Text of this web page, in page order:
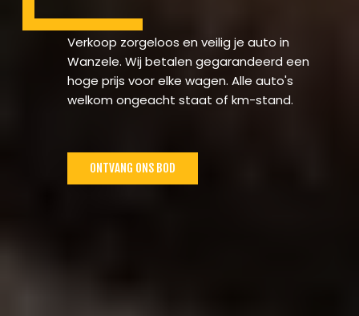
Verkoop zorgeloos en veilig je auto in
Wanzele. Wij betalen gegarandeerd een
hoge prijs voor elke wagen. Alle auto's
welkom ongeacht staat of km-stand.
ONTVANG ONS BOD